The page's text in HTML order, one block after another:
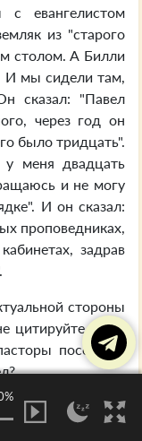
евангелистом
из "старого
столом. А Билли
мы сидели там,
сказал: "Павел
через год он
было тридцать".
меня двадцать
и не могу
И он сказал:
проповедниках,
задрав
стороны
цитируйте меня,
посещали
в чём. Эти так
(а это